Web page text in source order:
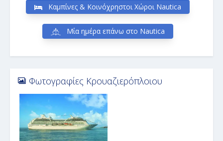
Καμπίνες & Κοινόχρηστοι Χώροι Nautica
Μία ημέρα επάνω στο Nautica
Φωτογραφίες Κρουαζιερόπλοιου